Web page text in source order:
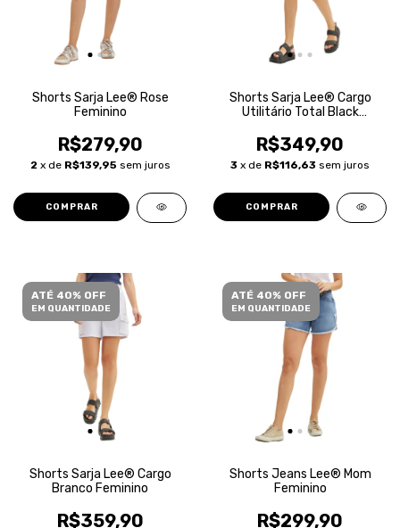
Shorts Sarja Lee® Rose
Feminino
R$279,90
2 x de R$139,95 sem juros
COMPRAR
Shorts Sarja Lee® Cargo
Utilitário Total Black
R$349,90
3 x de R$116,63 sem juros
COMPRAR
ATÉ 40% OFF
EM QUANTIDADE
Shorts Sarja Lee® Cargo
Branco Feminino
R$359,90
ATÉ 40% OFF
EM QUANTIDADE
Shorts Jeans Lee® Mom
Feminino
R$299,90